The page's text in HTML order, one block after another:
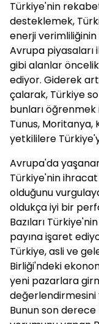
Türkiye'nin
desteklemek,
enerji verimliliğinin
Avrupa
gibi alanlar
ediyor. Giderek
çalarak, Türkiye
bunları
Tunus, Moritanya,
yetkililere
Avrupa'da
Türkiye'nin
olduğunu
oldukça iyi bir
Bazıları
payına işaret
Türkiye, asli ve
Birliği'ndeki
yeni pazarlara
değerlendirmesini
Bunun son